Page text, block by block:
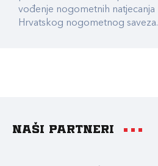
vođenje nogometnih natjecanja
Hrvatskog nogometnog saveza.
Naši partneri